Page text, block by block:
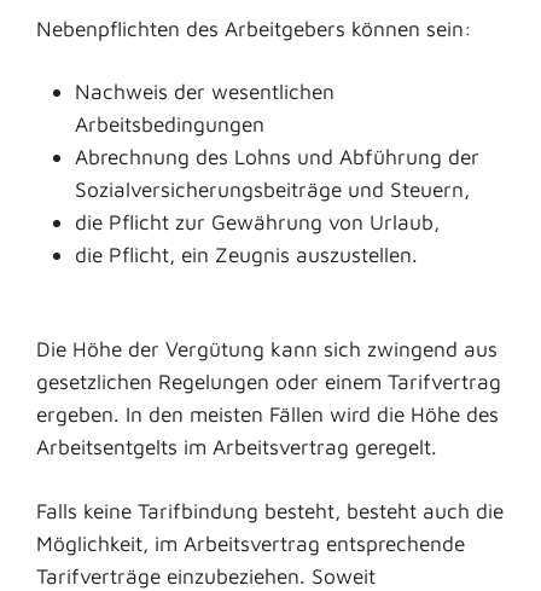
Nebenpflichten des Arbeitgebers können sein:
Nachweis der wesentlichen
Arbeitsbedingungen
Abrechnung des Lohns und Abführung der
Sozialversicherungsbeiträge und Steuern,
die Pflicht zur Gewährung von Urlaub,
die Pflicht, ein Zeugnis auszustellen.
Die Höhe der Vergütung kann sich zwingend aus
gesetzlichen Regelungen oder einem Tarifvertrag
ergeben. In den meisten Fällen wird die Höhe des
Arbeitsentgelts im Arbeitsvertrag geregelt.
Falls keine Tarifbindung besteht, besteht auch die
Möglichkeit, im Arbeitsvertrag entsprechende
Tarifverträge einzubeziehen. Soweit